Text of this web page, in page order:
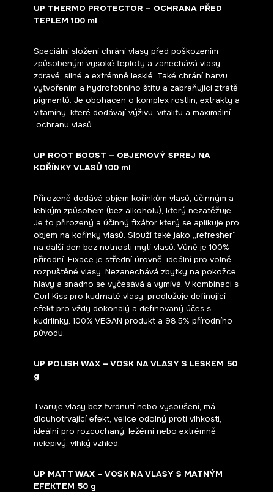
UP THERMO PROTECTOR – OCHRANA PŘED
TEPLEM 100 ml
Speciální složení chrání vlasy před poškozením
způsobeným vysoké teploty a zanechává vlasy
zdravé, silné a extrémně lesklé. Také chrání barvu
vytvořením a hydrofobního štítu a zabraňující ztrátě
pigmentů. Je obohacen o komplex rostlin, extrakty a
vitamíny, které dodávají výživu, vitalitu a maximální
ochranu vlasů.
UP ROOT BOOST – OBJEMOVÝ SPREJ NA
KOŘÍNKY VLASŮ 100 ml
Přirozeně dodává objem kořínkům vlasů, účinným a
lehkým způsobem (bez alkoholu), který nezatěžuje.
Je to přirozený a účinný fixátor který se aplikuje pro
objem na kořínky vlasů. Slouží také jako „refresher“
na další den bez nutnosti mytí vlasů. Vůně je 100%
přírodní. Fixace je střední úrovně, ideální pro volně
rozpuštěné vlasy. Nezanechává zbytky na pokožce
hlavy a snadno se vyčesává a vymívá. V kombinaci s
Curl Kiss pro kudrnaté vlasy, prodlužuje definující
efekt pro vždy dokonalý a definovaný účes s
kudrlinky. 100% VEGAN produkt a 98,5% přírodního
původu.
UP POLISH WAX – VOSK NA VLASY S LESKEM 50
g
Tvaruje vlasy bez tvrdnutí nebo vysoušení, má
dlouhotrvající efekt, velice odolný proti vlhkosti,
ideální pro rozcuchaný, ležérní nebo extrémně
nelepivý, vlhký vzhled.
UP MATT WAX – VOSK NA VLASY S MATNÝM
EFEKTEM 50 g